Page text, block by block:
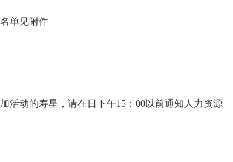
单见附件
活动的寿星，请在日下午15：00以前通知人力资源